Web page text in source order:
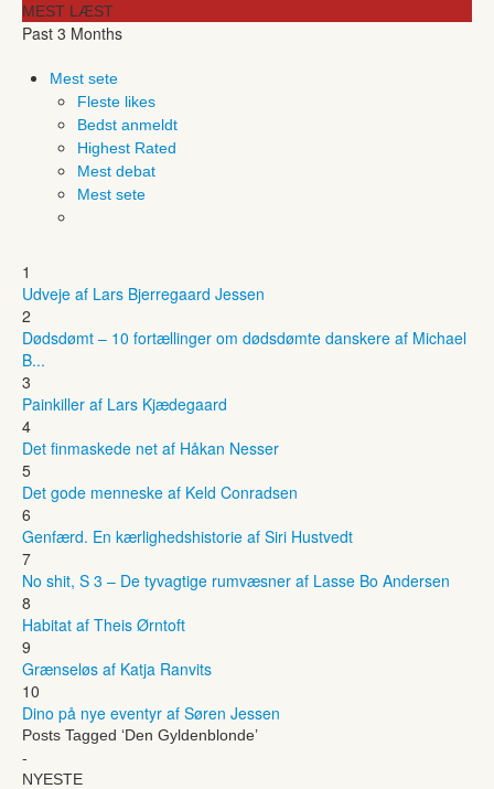
MEST LÆST
Past 3 Months
Mest sete
Fleste likes
Bedst anmeldt
Highest Rated
Mest debat
Mest sete
1
Udveje af Lars Bjerregaard Jessen
2
Dødsdømt – 10 fortællinger om dødsdømte danskere af Michael
B...
3
Painkiller af Lars Kjædegaard
4
Det finmaskede net af Håkan Nesser
5
Det gode menneske af Keld Conradsen
6
Genfærd. En kærlighedshistorie af Siri Hustvedt
7
No shit, S 3 – De tyvagtige rumvæsner af Lasse Bo Andersen
8
Habitat af Theis Ørntoft
9
Grænseløs af Katja Ranvits
10
Dino på nye eventyr af Søren Jessen
Posts Tagged ‘Den Gyldenblonde’
-
NYESTE